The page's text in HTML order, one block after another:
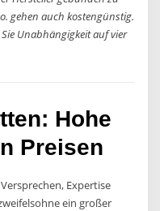
gehen auch kostengünstig.
Sie Unabhängigkeit auf vier
Hohe
Preisen
Expertise
ein großer